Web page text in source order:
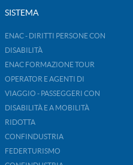
SISTEMA
ENAC - DIRITTI PERSONE CON
DISABILITÀ
ENAC FORMAZIONE TOUR
OPERATOR E AGENTI DI
VIAGGIO - PASSEGGERI CON
DISABILITÀ E A MOBILITÀ
RIDOTTA
CONFINDUSTRIA
FEDERTURISMO